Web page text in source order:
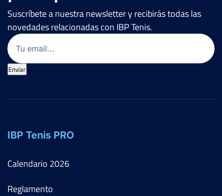
Suscríbete a nuestra newsletter y recibirás todas las
novedades relacionadas con IBP Tenis.
Email
Enviar
IBP Tenis PRO
Calendario 2026
Reglamento